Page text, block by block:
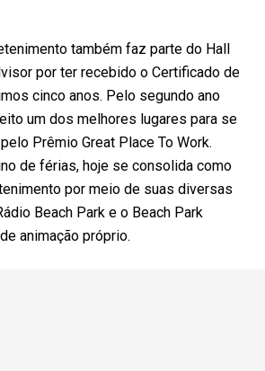
também faz parte do Hall
por ter recebido o Certificado de
cinco anos. Pelo segundo ano
um dos melhores lugares para se
Prêmio Great Place To Work.
de férias, hoje se consolida como
por meio de suas diversas
Beach Park e o Beach Park
animação próprio.